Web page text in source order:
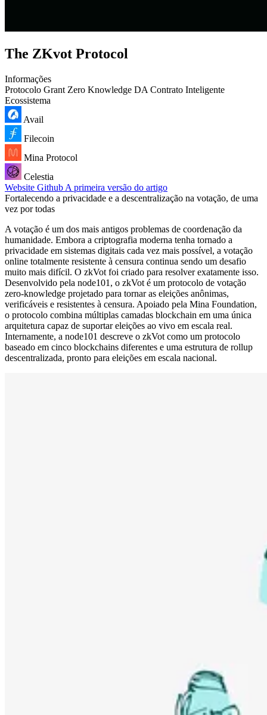
The ZKvot Protocol
Informações
Protocolo Grant Zero Knowledge DA Contrato Inteligente
Ecossistema
Avail
Filecoin
Mina Protocol
Celestia
Website Github A primeira versão do artigo
Fortalecendo a privacidade e a descentralização na votação, de uma
vez por todas
A votação é um dos mais antigos problemas de coordenação da
humanidade. Embora a criptografia moderna tenha tornado a
privacidade em sistemas digitais cada vez mais possível, a votação
online totalmente resistente à censura continua sendo um desafio
muito mais difícil. O zkVot foi criado para resolver exatamente isso.
Desenvolvido pela node101, o zkVot é um protocolo de votação
zero-knowledge projetado para tornar as eleições anônimas,
verificáveis e resistentes à censura. Apoiado pela Mina Foundation,
o protocolo combina múltiplas camadas blockchain em uma única
arquitetura capaz de suportar eleições ao vivo em escala real.
Internamente, a node101 descreve o zkVot como um protocolo
baseado em cinco blockchains diferentes e uma estrutura de rollup
descentralizada, pronto para eleições em escala nacional.